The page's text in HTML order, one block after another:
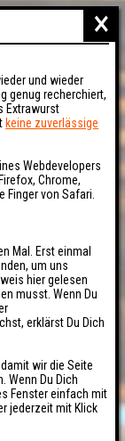
×
und wieder
genug recherchiert,
Extrawurst
keine zuverlässige
Webdevelopers
Chrome,
Finger von Safari.
Mal. Erst einmal
um uns
hier gelesen
musst. Wenn Du
erklärst Du Dich
wir die Seite
Wenn Du Dich
Fenster einfach mit
jederzeit mit Klick